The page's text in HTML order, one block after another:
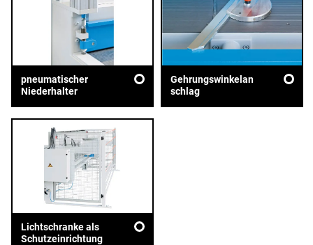
pneumatischer
Niederhalter
Gehrungswinkelan
schlag
Lichtschranke als
Schutzeinrichtung